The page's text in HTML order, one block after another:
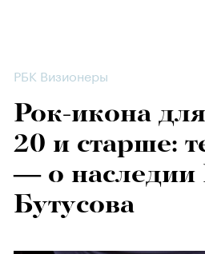
РБК Визионеры
Рок-икона
20 и старше:
— о
Бутусова